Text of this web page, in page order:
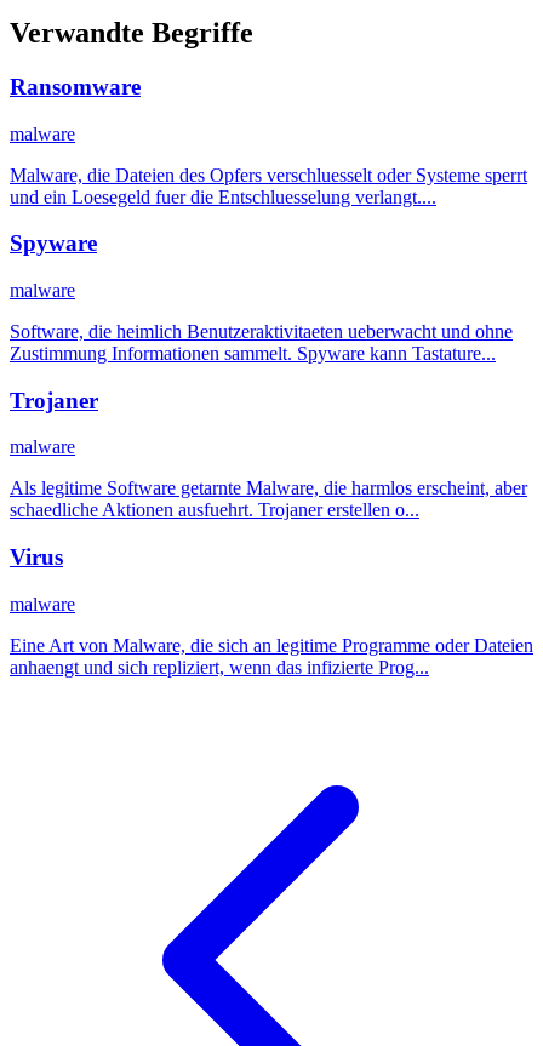
Verwandte Begriffe
Ransomware
malware
Malware, die Dateien des Opfers verschluesselt oder Systeme sperrt
und ein Loesegeld fuer die Entschluesselung verlangt....
Spyware
malware
Software, die heimlich Benutzeraktivitaeten ueberwacht und ohne
Zustimmung Informationen sammelt. Spyware kann Tastature...
Trojaner
malware
Als legitime Software getarnte Malware, die harmlos erscheint, aber
schaedliche Aktionen ausfuehrt. Trojaner erstellen o...
Virus
malware
Eine Art von Malware, die sich an legitime Programme oder Dateien
anhaengt und sich repliziert, wenn das infizierte Prog...